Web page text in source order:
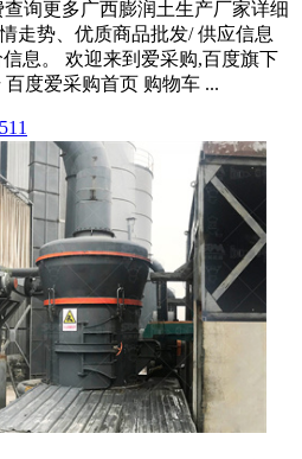
询更多广西膨润土生产厂家详细
走势、优质商品批发/ 供应信息
息。 欢迎来到爱采购,百度旗下
度爱采购首页 购物车 ...